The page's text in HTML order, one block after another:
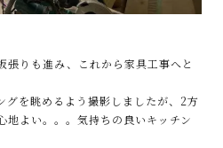
張りも進み、これから家具工事へと
グを眺めるよう撮影しましたが、2方
地よい。。。気持ちの良いキッチン